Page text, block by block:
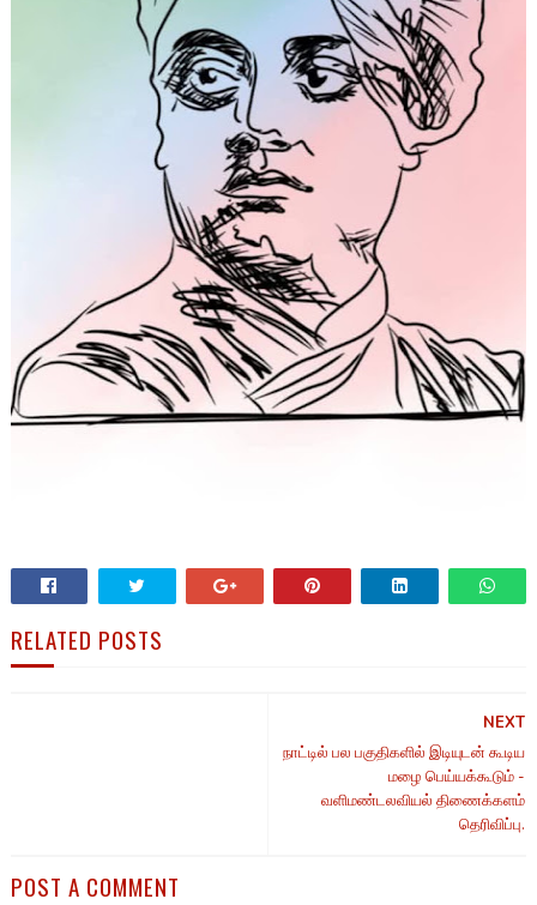
RELATED POSTS
NEXT
நாட்டில் பல பகுதிகளில் இடியுடன் கூடிய
மழை பெய்யக்கூடும் -
வளிமண்டலவியல் திணைக்களம்
தெரிவிப்பு.
POST A COMMENT